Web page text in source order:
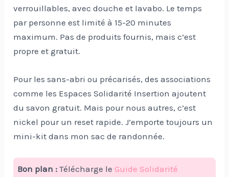
verrouillables, avec douche et lavabo. Le temps
par personne est limité à 15-20 minutes
maximum. Pas de produits fournis, mais c’est
propre et gratuit.
Pour les sans-abri ou précarisés, des associations
comme les Espaces Solidarité Insertion ajoutent
du savon gratuit. Mais pour nous autres, c’est
nickel pour un reset rapide. J’emporte toujours un
mini-kit dans mon sac de randonnée.
Bon plan : Télécharge le Guide Solidarité